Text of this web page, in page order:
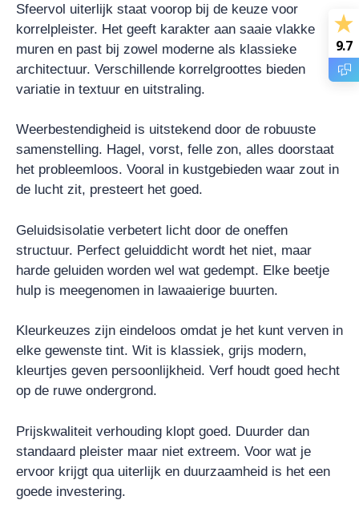
Sfeervol uiterlijk staat voorop bij de keuze voor
korrelpleister. Het geeft karakter aan saaie vlakke
muren en past bij zowel moderne als klassieke
architectuur. Verschillende korrelgroottes bieden
variatie in textuur en uitstraling.
Weerbestendigheid is uitstekend door de robuuste
samenstelling. Hagel, vorst, felle zon, alles doorstaat
het probleemloos. Vooral in kustgebieden waar zout in
de lucht zit, presteert het goed.
Geluidsisolatie verbetert licht door de oneffen
structuur. Perfect geluiddicht wordt het niet, maar
harde geluiden worden wel wat gedempt. Elke beetje
hulp is meegenomen in lawaaierige buurten.
Kleurkeuzes zijn eindeloos omdat je het kunt verven in
elke gewenste tint. Wit is klassiek, grijs modern,
kleurtjes geven persoonlijkheid. Verf houdt goed hecht
op de ruwe ondergrond.
Prijskwaliteit verhouding klopt goed. Duurder dan
standaard pleister maar niet extreem. Voor wat je
ervoor krijgt qua uiterlijk en duurzaamheid is het een
goede investering.
9.7